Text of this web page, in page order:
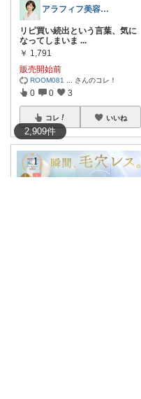
2,909件
アラフィフ美容研究所
リピ買い続出という言葉、気に
なってしまいま ...
￥ 1,791
販売開始前
ROOM081 さんのコレ！
0 0 3
コレ いいね